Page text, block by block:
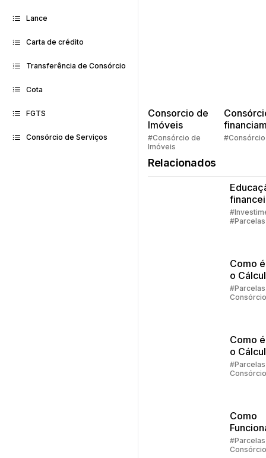
Lance
Carta de crédito
Transferência de Consórcio
Cota
FGTS
Consórcio de Serviços
Consorcio de
Imóveis
#Consórcio de
Imóveis
Quem
#Consórcio
Relacionados
família
Como
o
Consórcio
Como
o
Consórcio
Como
Consórcio